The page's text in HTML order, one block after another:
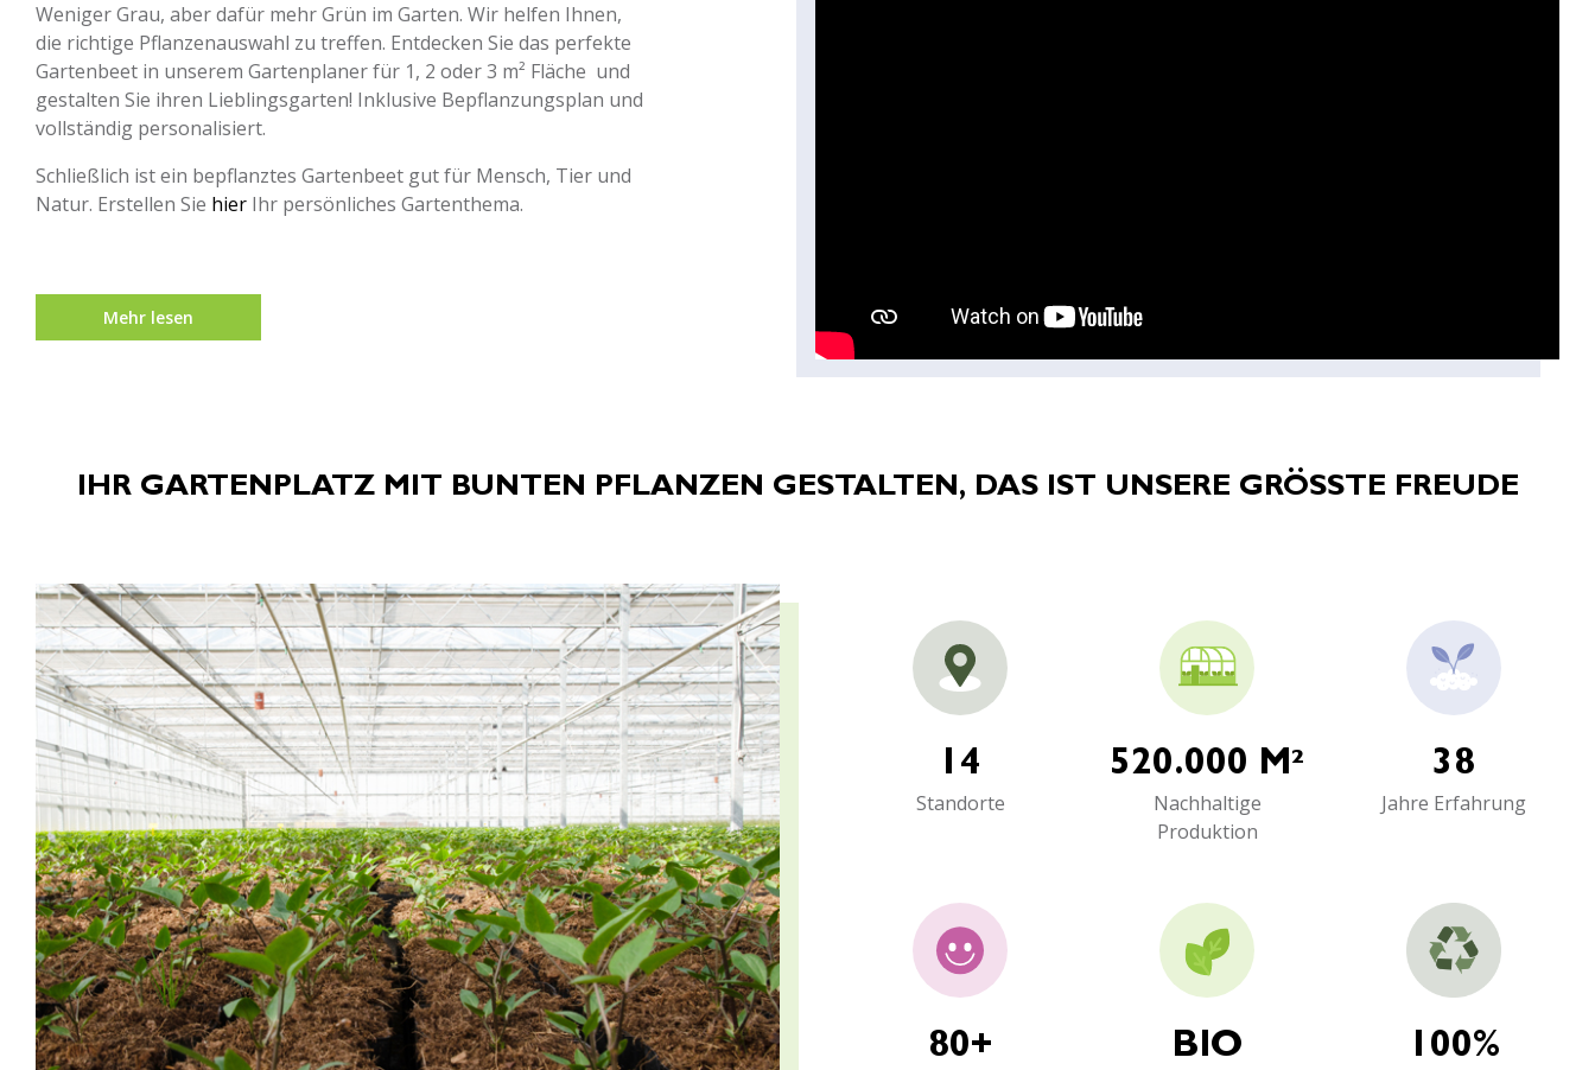
Weniger Grau, aber dafür mehr Grün im Garten. Wir helfen Ihnen,
die richtige Pflanzenauswahl zu treffen. Entdecken Sie das perfekte
Gartenbeet in unserem Gartenplaner für 1, 2 oder 3 m² Fläche und
gestalten Sie ihren Lieblingsgarten! Inklusive Bepflanzungsplan und
vollständig personalisiert.
Schließlich ist ein bepflanztes Gartenbeet gut für Mensch, Tier und
Natur. Erstellen Sie hier Ihr persönliches Gartenthema.
Mehr lesen
IHR GARTENPLATZ MIT BUNTEN PFLANZEN GESTALTEN, DAS IST UNSERE GRÖSSTE FREUDE
14
Standorte
520.000 M²
Nachhaltige
Produktion
38
Jahre Erfahrung
80+ BIO 100%